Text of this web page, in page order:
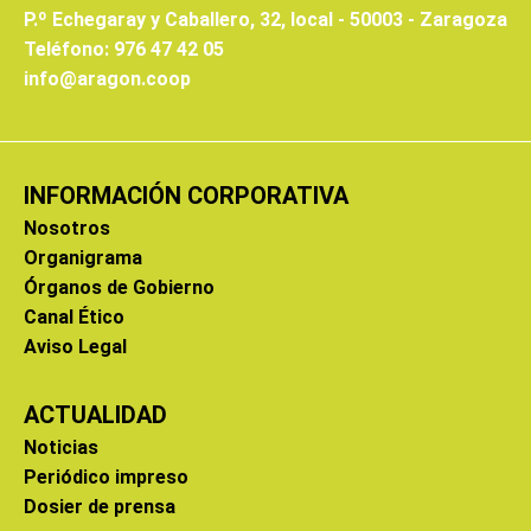
P.º Echegaray y Caballero, 32, local - 50003 - Zaragoza
Teléfono: 976 47 42 05
info@aragon.coop
INFORMACIÓN CORPORATIVA
Nosotros
Organigrama
Órganos de Gobierno
Canal Ético
Aviso Legal
ACTUALIDAD
Noticias
Periódico impreso
Dosier de prensa